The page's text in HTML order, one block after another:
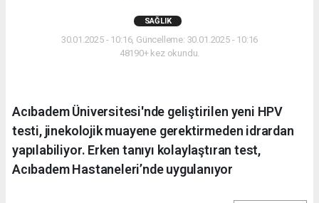
SAĞLIK
30.01.2025 - 10:16, Güncelleme: 30.01.2025 - 10:16
48190+ kez okundu.
Acıbadem Üniversitesi'nde geliştirilen yeni HPV
testi, jinekolojik muayene gerektirmeden idrardan
yapılabiliyor. Erken tanıyı kolaylaştıran test,
Acıbadem Hastaneleri’nde uygulanıyor